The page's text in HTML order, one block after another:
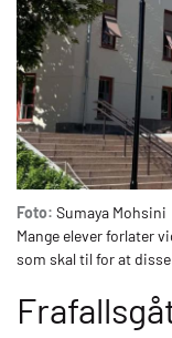
Foto: Sumaya Mohsini
Mange elever forlater
som skal til for at